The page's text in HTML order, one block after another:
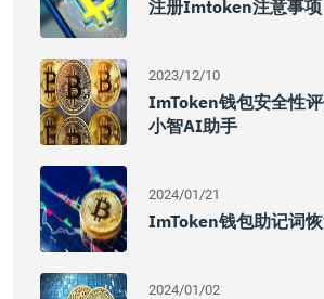
注册imtoken注意事项
2023/12/10
ImToken钱包安全性
小智AI助手
2024/01/21
ImToken钱包助记词
2024/01/02